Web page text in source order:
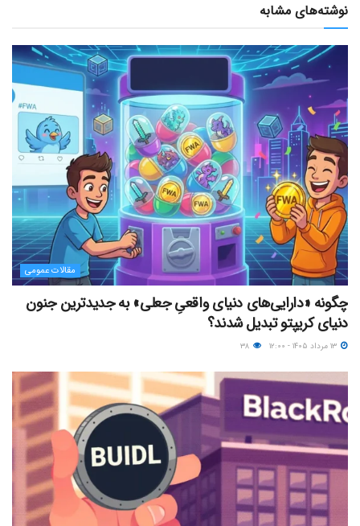
نوشته‌های مشابه
مقالات عمومی
چگونه «دارایی‌های دنیای واقعیِ جعلی» به جدیدترین جنون
دنیای کریپتو تبدیل شدند؟